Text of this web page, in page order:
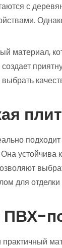
с
материал,
создает
устойчива
для отделки
ПВХ-